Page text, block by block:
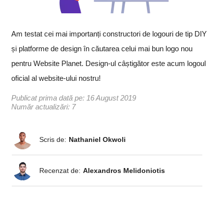
Am testat cei mai importanți constructori de logouri de tip DIY
și platforme de design în căutarea celui mai bun logo nou
pentru Website Planet. Design-ul câștigător este acum logoul
oficial al website-ului nostru!
Publicat prima dată pe: 16 August 2019
Număr actualizări: 7
Recenzat de: Alexandros Melidoniotis
Scris de: Nathaniel Okwoli